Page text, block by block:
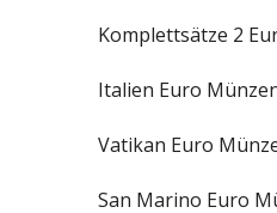
Komplettsätze 2
Italien Euro
Vatikan Euro
San Marino Euro